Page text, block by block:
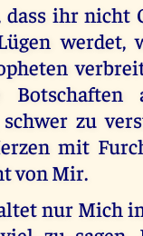
dass ihr nicht
werdet,
zu
mit
von Mir.
nur Mich